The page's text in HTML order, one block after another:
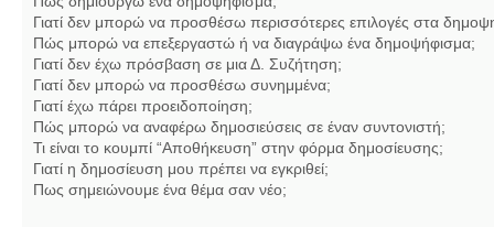
Γιατί δεν μπορώ να προσθέσω περισσότερες επιλογές στα
Πώς μπορώ να επεξεργαστώ ή να διαγράψω ένα δημοψήφισμα;
Γιατί δεν έχω πρόσβαση σε μια Δ. Συζήτηση;
Γιατί δεν μπορώ να προσθέσω συνημμένα;
Γιατί έχω πάρει προειδοποίηση;
Πώς μπορώ να αναφέρω δημοσιεύσεις σε έναν συντονιστή;
Τι είναι το κουμπί “Αποθήκευση” στην φόρμα δημοσίευσης;
Γιατί η δημοσίευση μου πρέπει να εγκριθεί;
Πως σημειώνουμε ένα θέμα σαν νέο;